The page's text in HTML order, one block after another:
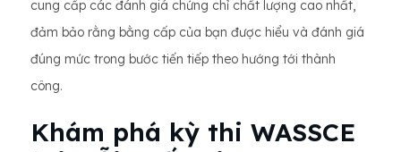
cung cấp các đánh giá chứng chỉ chất lượng cao nhất,
đảm bảo rằng bằng cấp của bạn được hiểu và đánh giá
đúng mức trong bước tiến tiếp theo hướng tới thành
công.
Khám phá kỳ thi WASSCE